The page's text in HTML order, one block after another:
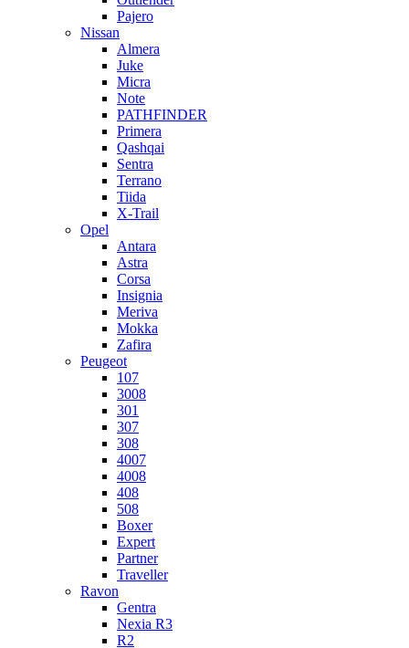
Pajero
Nissan
Almera
Juke
Micra
Note
PATHFINDER
Primera
Qashqai
Sentra
Terrano
Tiida
X-Trail
Opel
Antara
Astra
Corsa
Insignia
Meriva
Mokka
Zafira
Peugeot
107
3008
301
307
308
4007
4008
408
508
Boxer
Expert
Partner
Traveller
Ravon
Gentra
Nexia R3
R2